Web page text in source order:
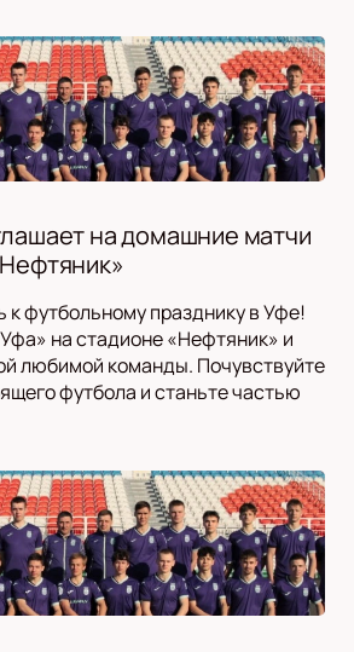
на домашние матчи
к футбольному празднику в Уфе!
на стадионе «Нефтяник» и
любимой команды. Почувствуйте
футбола и станьте частью